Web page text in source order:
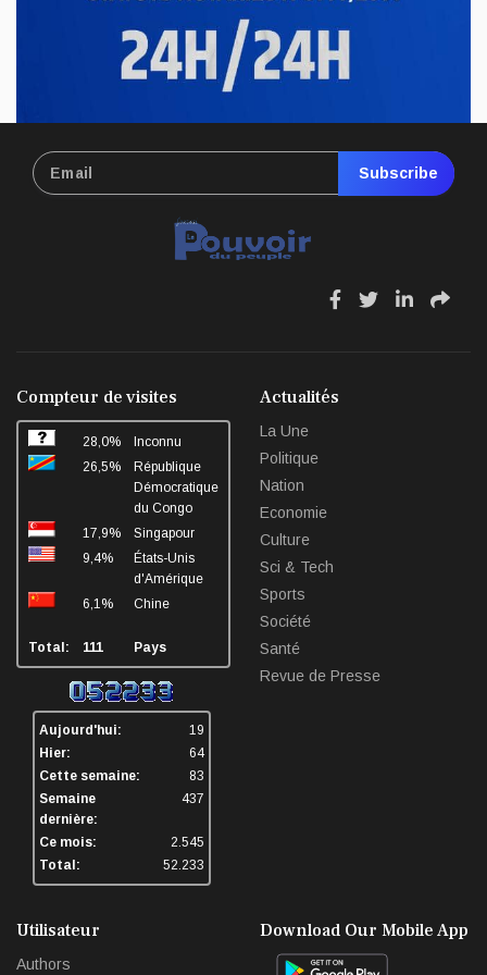
RDC : hausse du prix de carburant,
nouvelle pression sur le pouvoir d’achat
Subscribe
fa
fa
fa
fa
Compteur de visites
28,0%
Inconnu
26,5%
République
Démocratique
du Congo
17,9%
Singapour
9,4%
États-Unis
d'Amérique
6,1%
Chine
Total: 111 Pays
Aujourd'hui:
19
Hier:
64
Cette semaine:
83
Semaine
dernière:
437
Ce mois:
2.545
Total:
52.233
Actualités
La Une
Politique
Nation
Economie
Culture
Sci & Tech
Sports
Société
Santé
Revue de Presse
Utilisateur
Authors
Download Our Mobile App